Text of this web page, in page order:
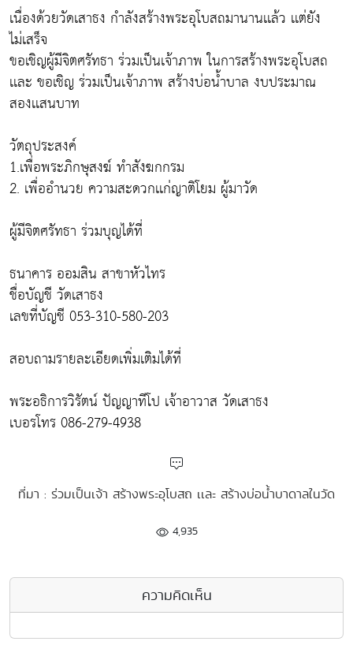
เนื่องด้วยวัดเสาธง กำลังสร้างพระอุโบสถมานานเเล้ว เเต่ยัง
ไม่เสร็จ
ขอเชิญผู้มีจิตศรัทธา ร่วมเป็นเจ้าภาพ ในการสร้างพระอุโบสถ
เเละ ขอเชิญ ร่วมเป็นเจ้าภาพ สร้างบ่อน้ำบาล งบประมาณ
สองเเสนบาท
วัตถุประสงค์
1.เพื่อพระภิกษุสงฆ์ ทำสังฆกกรม
2. เพื่ออำนวย ความสะดวกเเก่ญาติโยม ผู้มาวัด
ผู้มีจิตศรัทธา ร่วมบุญได้ที่
ธนาคาร ออมสิน สาขาหัวไทร
ชื่อบัญชี วัดเสาธง
เลขที่บัญชี 053-310-580-203
สอบถามรายละเอียดเพิ่มเติมได้ที่
พระอธิการวิรัตน์ ปัญญาทีโป เจ้าอาวาส วัดเสาธง
เบอรโทร 086-279-4938
ที่มา : ร่วมเป็นเจ้า สร้างพระอุโบสถ เเละ สร้างบ่อน้ำบาดาลในวัด
4,935
ความคิดเห็น